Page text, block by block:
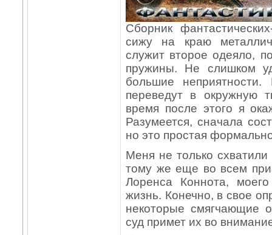
Сборник
сижу на краю
служит второе одеяло,
пружины. Не слишком
большие
переведут в окружную
время после этого я
Разумеется, сначала
но это простая
Меня не только
тому же еще во всем
Лоренса Коннота,
жизнь. Конечно, в свое
некоторые смягчающие
суд примет их во